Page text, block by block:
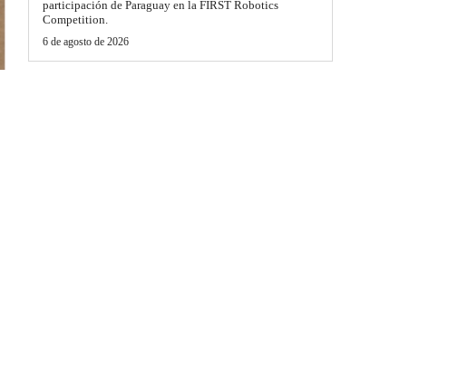
participación de Paraguay en la FIRST Robotics
Competition.
6 de agosto de 2026